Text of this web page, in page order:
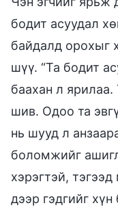
бодит асуудал
байдалд орохыг
шүү. “Та бодит
баахан л ярилаа.
шив. Одоо та
нь шууд л
боломжийг
хэрэгтэй,
дээр гэдгийг